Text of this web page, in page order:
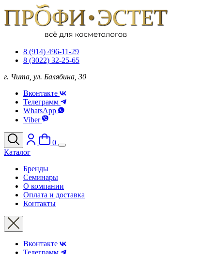
8 (914) 496-11-29
8 (3022) 32-25-65
г. Чита, ул. Балябина, 30
Вконтакте
Телеграмм
WhatsApp
Viber
0
Каталог
Бренды
Семинары
О компании
Оплата и доставка
Контакты
Вконтакте
Телеграмм